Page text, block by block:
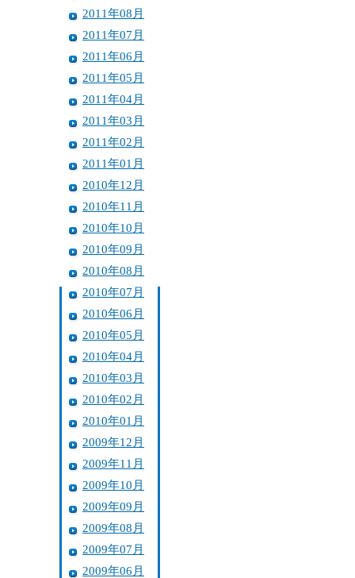
2011年08月
2011年07月
2011年06月
2011年05月
2011年04月
2011年03月
2011年02月
2011年01月
2010年12月
2010年11月
2010年10月
2010年09月
2010年08月
2010年07月
2010年06月
2010年05月
2010年04月
2010年03月
2010年02月
2010年01月
2009年12月
2009年11月
2009年10月
2009年09月
2009年08月
2009年07月
2009年06月